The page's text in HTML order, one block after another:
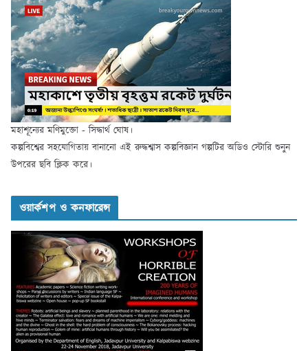
মহাশূন্যের মণিমুক্তো - সিদ্ধার্থ ঘোষ।
কল্পবিশ্বের সহযোগিতায় বানানো এই রুদ্ধশ্বাস কল্পবিজ্ঞান গল্পটির অডিও স্টোরি শুনুন
উপরের ছবি ক্লিক করে।
ওয়ার্কশপ ও কনফারেন্স